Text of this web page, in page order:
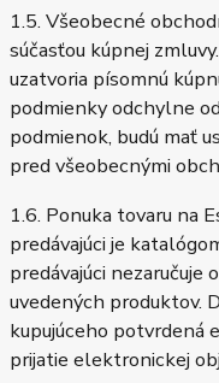
1.5. Všeobecné
súčasťou kúpnej
uzatvoria písomnú
podmienky odchylne
podmienok, budú mať
pred všeobecnými
1.6. Ponuka tovaru na
predávajúci je
predávajúci
uvedených produktov.
kupujúceho potvrdená
prijatie elektronickej